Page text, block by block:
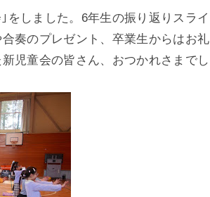
をしました。6年生の振り返りスライ
奏のプレゼント、卒業生からはお礼
児童会の皆さん、おつかれさまでし